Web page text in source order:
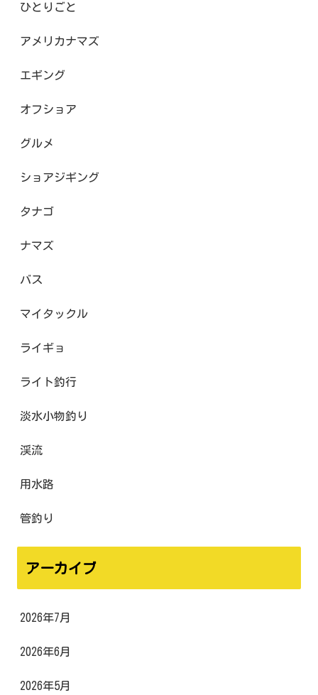
ひとりごと
アメリカナマズ
エギング
オフショア
グルメ
ショアジギング
タナゴ
ナマズ
バス
マイタックル
ライギョ
ライト釣行
淡水小物釣り
渓流
用水路
管釣り
アーカイブ
2026年7月
2026年6月
2026年5月